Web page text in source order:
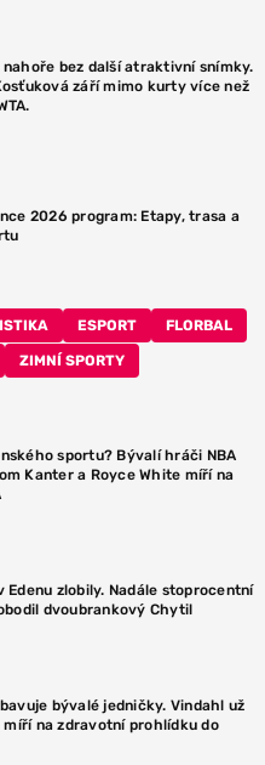
bez další atraktivní snímky.
září mimo kurty více než
2026 program: Etapy, trasa a
ESPORT FLORBAL
ZIMNÍ SPORTY
sportu? Bývalí hráči NBA
Kanter a Royce White míří na
Edenu zlobily. Nadále stoprocentní
dvoubrankový Chytil
bývalé jedničky. Vindahl už
na zdravotní prohlídku do